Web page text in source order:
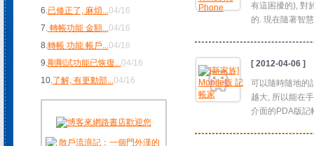
6.已修正了, 麻煩...04/16
7.轉帳功能 金額...04/16
8.轉帳 功能 帳戶...04/16
9.剛剛試功能已恢復...04/16
10.了解, 有更動部...04/16
有這困擾的), 對
的. 現在隨著智
[ 2012-04-06 ]
可以隨時隨地的
越大, 所以能在
介面的PDA版記